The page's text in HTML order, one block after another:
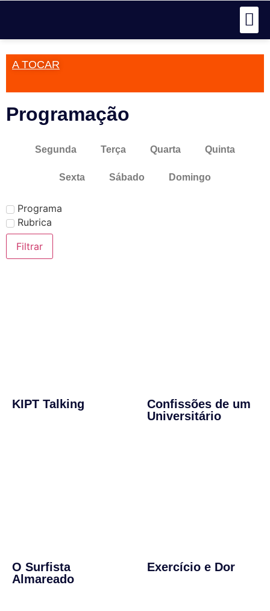
A TOCAR
Programação
Segunda Terça Quarta Quinta
Sexta Sábado Domingo
Programa
Rubrica
Filtrar
KIPT Talking
Confissões de um
Universitário
O Surfista
Almareado
Exercício e Dor